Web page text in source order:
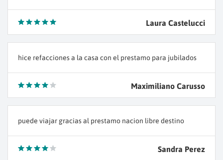
Laura Castelucci
hice refacciones a la casa con el prestamo para jubilados
Maximiliano Carusso
puede viajar gracias al prestamo nacion libre destino
Sandra Perez